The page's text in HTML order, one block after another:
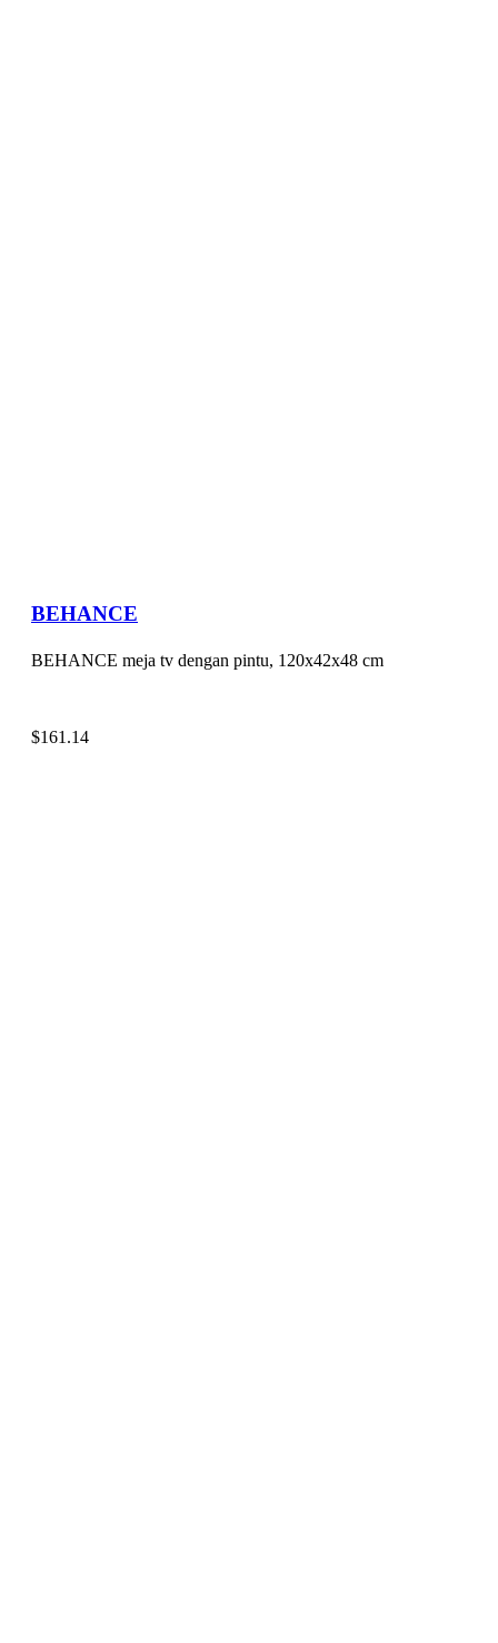
BEHANCE
BEHANCE meja tv dengan pintu, 120x42x48 cm
$161.14